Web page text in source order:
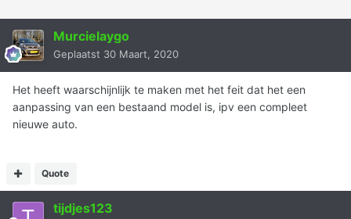
Murcielaygo
Geplaatst 30 Maart, 2020
Het heeft waarschijnlijk te maken met het feit dat het een
aanpassing van een bestaand model is, ipv een compleet
nieuwe auto.
Quote
tijdjes123